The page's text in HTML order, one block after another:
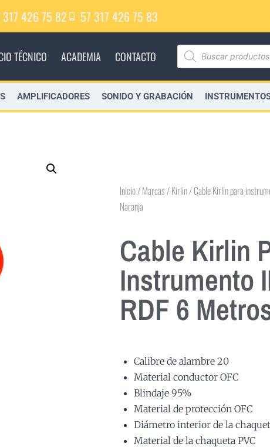
317 426 75 82 57 317 426 75 83
TÉCNICO ACADEMIA CONTACTO
AMPLIFICADORES SONIDO Y GRABACIÓN
Inicio/Marcas/Kirlin/ Cable Kirlin para
Naranja
Cable Kirlin
Instrumento
RDF 6
Calibre de alambre 20
Material conductor OFC
Blindaje 95%
Material de protección OFC
Diámetro interior de la
Material de la chaqueta PVC